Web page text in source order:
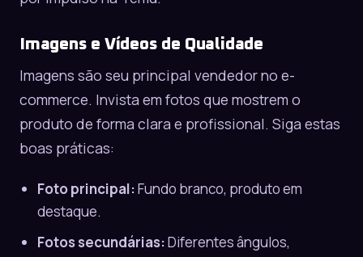
Imagens e Vídeos de Qualidade
Imagens são seu principal vendedor no e-
commerce. Invista em fotos que mostrem o
produto de forma clara e profissional. Siga estas
boas práticas:
Foto principal:Fundo branco, produto em
destaque.
Fotos secundárias:Diferentes ângulos,